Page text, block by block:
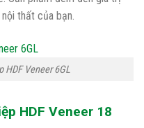
thất của bạn.
HDF Veneer 6GL
HDF Veneer 18